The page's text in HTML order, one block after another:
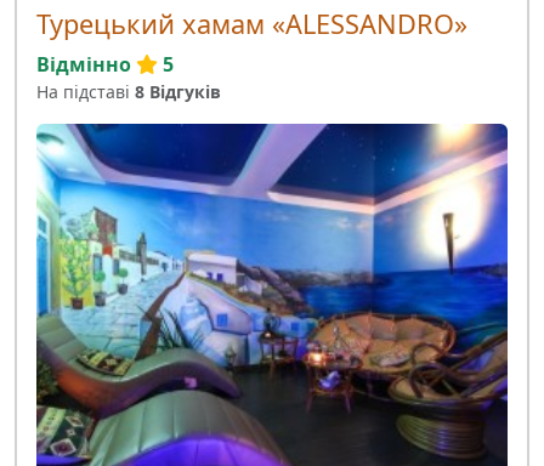
Турецький хамам «ALESSANDRO»
Відмінно 5
На підставі 8 Відгуків